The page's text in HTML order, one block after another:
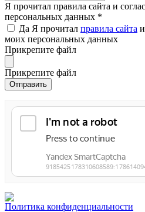
Я прочитал правила сайта и
персональных данных *
Да Я прочитал правила сайта
моих персональных данных
Прикрепите файл
Прикрепите файл
Политика конфиденциальности